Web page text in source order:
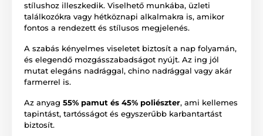
stílushoz illeszkedik. Viselhető munkába, üzleti
találkozókra vagy hétköznapi alkalmakra is, amikor
fontos a rendezett és stílusos megjelenés.
A szabás kényelmes viseletet biztosít a nap folyamán,
és elegendő mozgásszabadságot nyújt. Az ing jól
mutat elegáns nadrággal, chino nadrággal vagy akár
farmerrel is.
Az anyag 55% pamut és 45% poliészter, ami kellemes
tapintást, tartósságot és egyszerűbb karbantartást
biztosít.